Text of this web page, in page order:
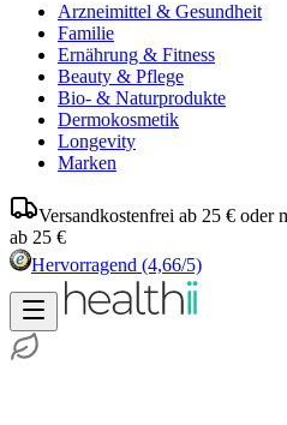
Arzneimittel & Gesundheit
Familie
Ernährung & Fitness
Beauty & Pflege
Bio- & Naturprodukte
Dermokosmetik
Longevity
Marken
Versandkostenfrei ab 25 € oder
ab 25 €
Hervorragend (4,66/5)